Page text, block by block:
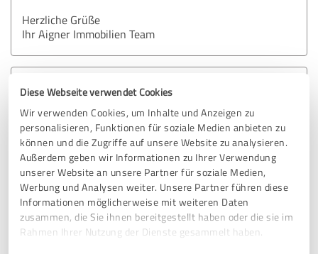
Diese Webseite verwendet Cookies
Wir verwenden Cookies, um Inhalte und Anzeigen zu
personalisieren, Funktionen für soziale Medien anbieten zu
können und die Zugriffe auf unsere Website zu analysieren.
Außerdem geben wir Informationen zu Ihrer Verwendung
unserer Website an unsere Partner für soziale Medien,
Werbung und Analysen weiter. Unsere Partner führen diese
Informationen möglicherweise mit weiteren Daten
zusammen, die Sie ihnen bereitgestellt haben oder die sie im
Rahmen Ihrer Nutzung der Dienste gesammelt haben.
Herzliche Grüße
Ihr Aigner Immobilien Team
4,98 von 5
SEHR GUT Empfehlung
Ich kann Aigner Immobilien in Pullach allen wärmstens
empfehlen, die vorhaben ihr Haus oder Grundstück zu
verkaufen. Mit Frau Thomae und Frau Yu habe ich mich
während des gesamten Verkaufsprozesses absolut sicher
gefühlt. Bei ihnen ist man in besten Händen. Frau Thomae
und Frau Yu sind extrem kompetent, wickeln alle Schritte